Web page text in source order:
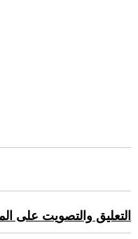
التعليق والتصويت على